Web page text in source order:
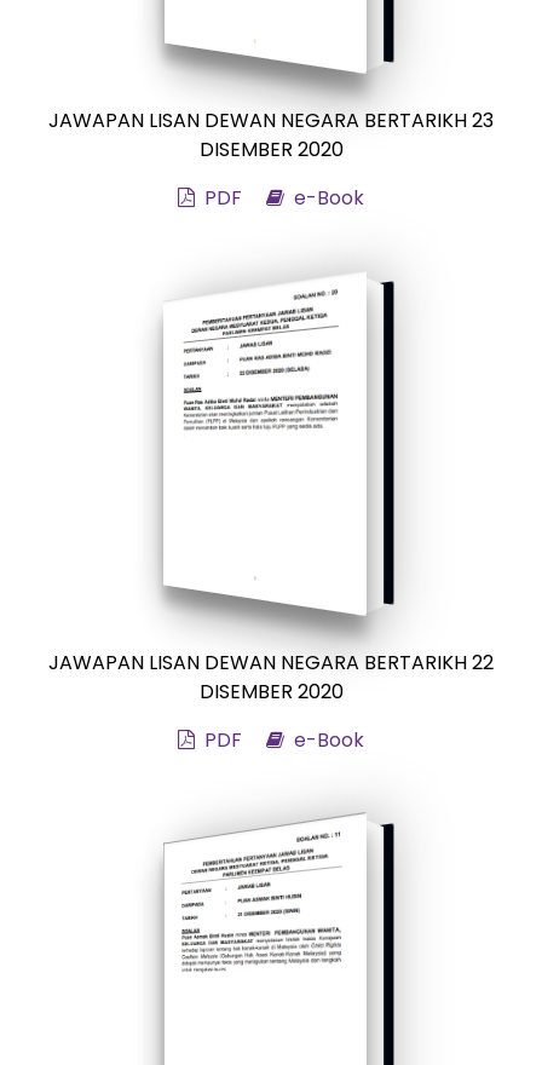
JAWAPAN LISAN DEWAN NEGARA BERTARIKH 23
DISEMBER 2020
PDF
e-Book
JAWAPAN LISAN DEWAN NEGARA BERTARIKH 22
DISEMBER 2020
PDF
e-Book